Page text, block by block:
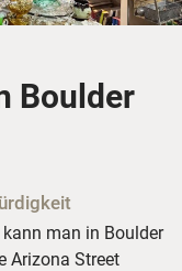
Boulder
man in Boulder
Arizona Street